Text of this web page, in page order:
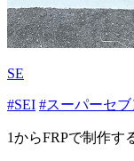
SE
#SEI #スーパーセブ
1からFRPで制作す